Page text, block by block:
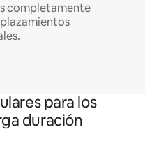
completamente
para los
duración